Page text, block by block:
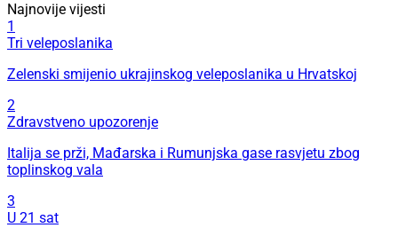
Najnovije vijesti
1
Tri veleposlanika
Zelenski smijenio ukrajinskog veleposlanika u Hrvatskoj
2
Zdravstveno upozorenje
Italija se prži, Mađarska i Rumunjska gase rasvjetu zbog
toplinskog vala
3
U 21 sat